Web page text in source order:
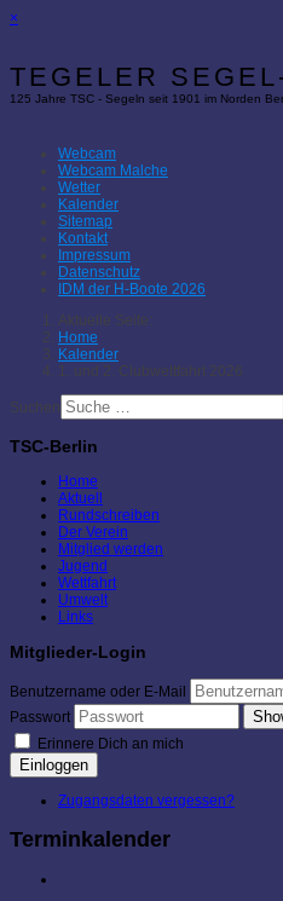
×
TEGELER
125 Jahre TSC - Segeln seit 1901 im Norden
Webcam
Webcam Malche
Wetter
Kalender
Sitemap
Kontakt
Impressum
Datenschutz
IDM der H-Boote 2026
Aktuelle Seite:
Home
Kalender
1. und 2. Clubwettfahrt 2026
Suchen
TSC-Berlin
Home
Aktuell
Rundschreiben
Der Verein
Mitglied werden
Jugend
Wettfahrt
Umwelt
Links
Mitglieder-Login
Benutzername oder E-Mail
Passwort
Erinnere Dich an mich
Einloggen
Zugangsdaten vergessen?
Terminkalender